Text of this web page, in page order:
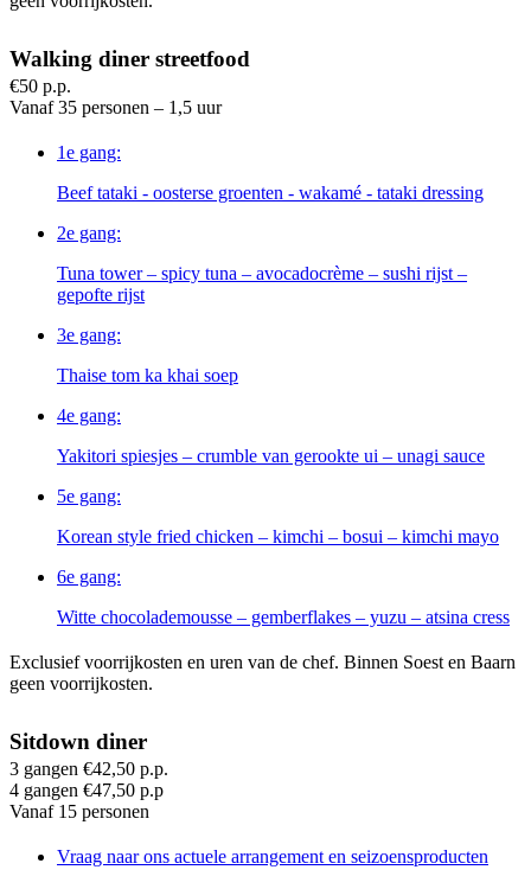
Walking diner streetfood
€50 p.p.
Vanaf 35 personen – 1,5 uur
1e gang:
Beef tataki - oosterse groenten - wakamé - tataki dressing
2e gang:
Tuna tower – spicy tuna – avocadocrème – sushi rijst –
gepofte rijst
3e gang:
Thaise tom ka khai soep
4e gang:
Yakitori spiesjes – crumble van gerookte ui – unagi sauce
5e gang:
Korean style fried chicken – kimchi – bosui – kimchi mayo
6e gang:
Witte chocolademousse – gemberflakes – yuzu – atsina cress
Exclusief voorrijkosten en uren van de chef. Binnen Soest en Baarn
geen voorrijkosten.
Sitdown diner
3 gangen €42,50 p.p.
4 gangen €47,50 p.p
Vanaf 15 personen
Vraag naar ons actuele arrangement en seizoensproducten